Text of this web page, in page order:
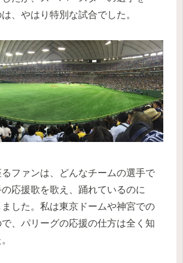
、やはり特別な試合でした。
ファンは、どんなチームの選手で
応援歌を歌え、踊れているのに
した。私は東京ドームや神宮での
、パリーグの応援の仕方は全く知